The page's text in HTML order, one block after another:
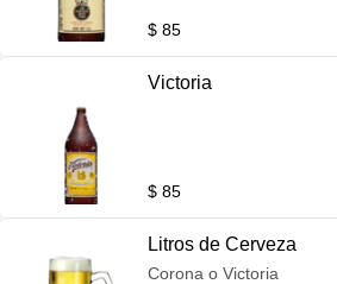
$ 85
Victoria
$ 85
Litros de Cerveza
Corona o Victoria